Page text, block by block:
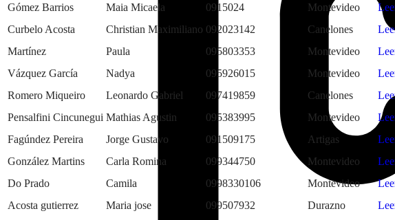
Gómez Barrios
Maia Micaela 0915024 Montevideo
Curbelo Acosta
Christian Maximiliano 092023142 Canelones
Martínez
Paula 095803353 Montevideo
Vázquez García
Nadya 095926015 Montevideo
Romero Miqueiro
Leonardo Gabriel 097419859 Canelones
Pensalfini Cincunegui Mathias Agustin 095383995 Montevideo
Fagúndez Pereira
Jorge Gustavo 091509175 Artigas
González Martins
Carla Romina 099344750 Montevideo
Do Prado
Camila 0998330106 Montevideo
Acosta gutierrez
Maria jose 099507932 Durazno